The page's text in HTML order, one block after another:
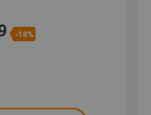
-18%